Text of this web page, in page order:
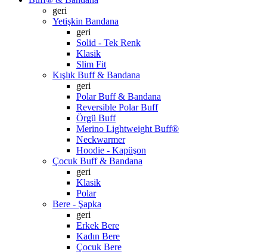
geri
Yetişkin Bandana
geri
Solid - Tek Renk
Klasik
Slim Fit
Kışlık Buff & Bandana
geri
Polar Buff & Bandana
Reversible Polar Buff
Örgü Buff
Merino Lightweight Buff®
Neckwarmer
Hoodie - Kapüşon
Çocuk Buff & Bandana
geri
Klasik
Polar
Bere - Şapka
geri
Erkek Bere
Kadın Bere
Çocuk Bere